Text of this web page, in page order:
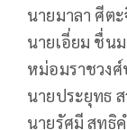
นายมาลา ศีต
นายเอี่ยม ชื่น
หม่อมราชวง
นายประยุทธ
นายรัศมี สุทธิ